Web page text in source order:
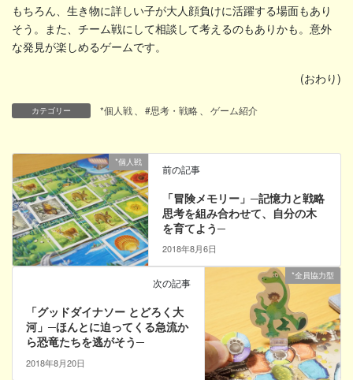
もちろん、生き物に詳しい子が大人顔負けに活躍する場面もあり
そう。また、チーム戦にして相談して考えるのもありかも。意外
な発見が楽しめるゲームです。
(おわり)
カテゴリー *個人戦 #思考・戦略 ゲーム紹介
*個人戦
前の記事
「冒険メモリー」─記憶力と戦略
思考を組み合わせて、自分の木
を育てよう─
2018年8月6日
*全員協力型
次の記事
「グッドダイナソー とどろく大
河」─ほんとに迫ってくる急流か
ら恐竜たちを逃がそう─
2018年8月20日